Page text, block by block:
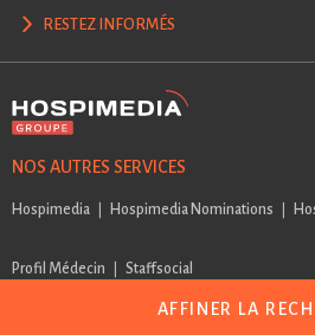
AFFINER LA
RESTEZ INFORMÉS
NOS AUTRES SERVICES
Hospimedia Hospimedia Nominations
Profil Médecin Staffsocial